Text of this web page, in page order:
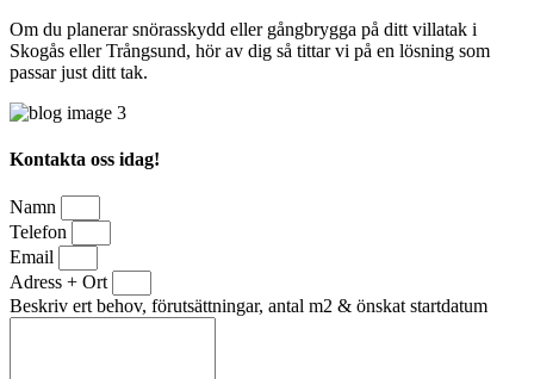
Om du planerar snörasskydd eller gångbrygga på ditt villatak i
Skogås eller Trångsund, hör av dig så tittar vi på en lösning som
passar just ditt tak.
Kontakta oss idag!
Namn
Telefon
Email
Adress + Ort
Beskriv ert behov, förutsättningar, antal m2 & önskat startdatum